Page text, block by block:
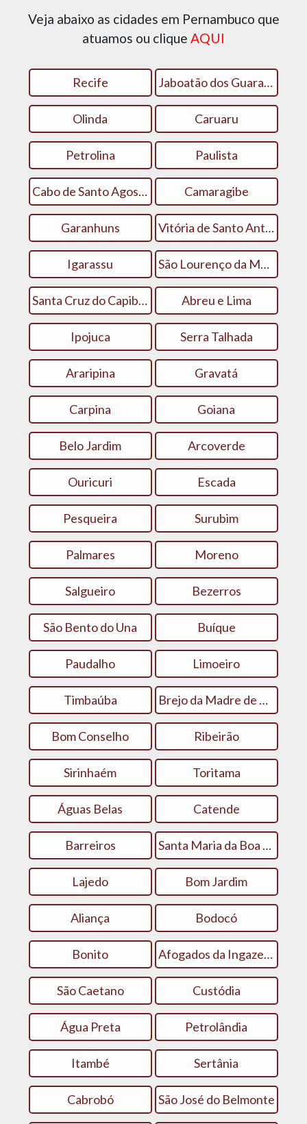
Veja abaixo as cidades em Pernambuco que
atuamos ou clique AQUI
Recife Jaboatão dos Guararapes
Olinda Caruaru
Petrolina Paulista
Cabo de Santo Agostinho Camaragibe
Garanhuns Vitória de Santo Antão
Igarassu São Lourenço da Mata
Santa Cruz do Capibaribe Abreu e Lima
Ipojuca Serra Talhada
Araripina Gravatá
Carpina Goiana
Belo Jardim Arcoverde
Ouricuri Escada
Pesqueira Surubim
Palmares Moreno
Salgueiro Bezerros
São Bento do Una Buíque
Paudalho Limoeiro
Timbaúba Brejo da Madre de Deus
Bom Conselho Ribeirão
Sirinhaém Toritama
Águas Belas Catende
Barreiros Santa Maria da Boa Vista
Lajedo Bom Jardim
Aliança Bodocó
Bonito Afogados da Ingazeira
São Caetano Custódia
Água Preta Petrolândia
Itambé Sertânia
Cabrobó São José do Belmonte